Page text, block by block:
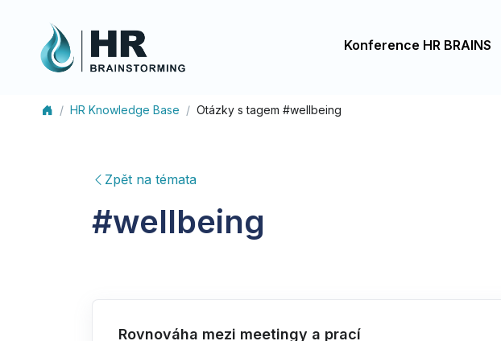
Konference HR BRAINS
HR Knowledge Base Otázky s tagem #wellbeing
Zpět na témata
#wellbeing
Rovnováha mezi meetingy a prací